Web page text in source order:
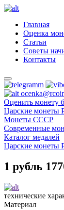
Главная
Оценка
Статьи
Советы
Контакты
Оценить монету
Царские монеты
Монеты СССР
Современные
Каталог медалей
Царские монеты
1 рубль
технические
Материал